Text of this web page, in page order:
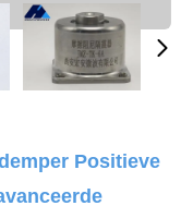
Positieve